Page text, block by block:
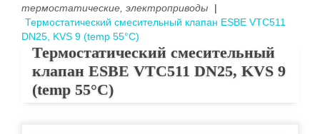
термостатические, электроприводы
|
Термостатический смесительный клапан ESBE VTC511
DN25, KVS 9 (temp 55°С)
Термостатический смесительный
клапан ESBE VTC511 DN25, KVS 9
(temp 55°С)